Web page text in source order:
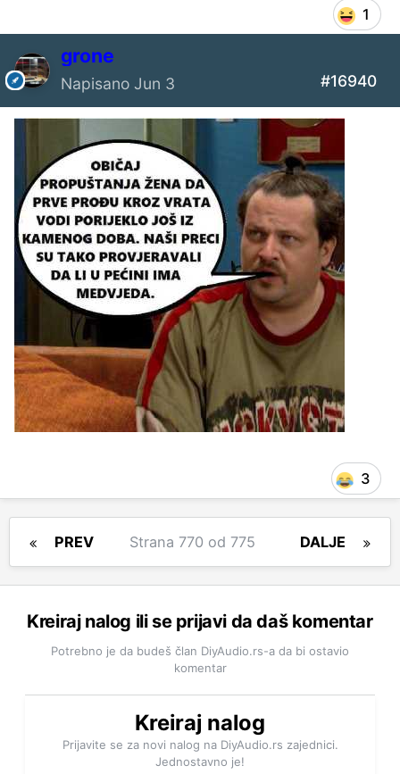
1
grone
Napisano Jun 3 #16940
3
PREV DALJE
Strana 770 od 775
Kreiraj nalog ili se prijavi da daš komentar
Potrebno je da budeš član DiyAudio.rs-a da bi ostavio
komentar
Kreiraj nalog
Prijavite se za novi nalog na DiyAudio.rs zajednici.
Jednostavno je!